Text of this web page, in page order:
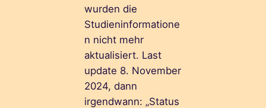
wurden die
Studieninformatione
n nicht mehr
aktualisiert. Last
update 8. November
2024, dann
irgendwann: „Status